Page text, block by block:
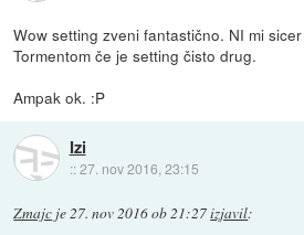
Wow setting zveni fantastično. NI mi
Tormentom če je setting čisto drug.
Ampak ok. :P
Izi
::27. nov 2016, 23:15
Zmajc je27. nov 2016 ob 21:27izjavil: